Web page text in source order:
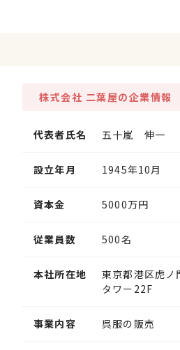
株式会社 二葉屋の企業情報
代表者氏名 五十嵐 伸一
設立年月 1945年10月
資本金 5000万円
従業員数 500名
本社所在地
東京都港区虎
タワー22F
事業内容 呉服の販売